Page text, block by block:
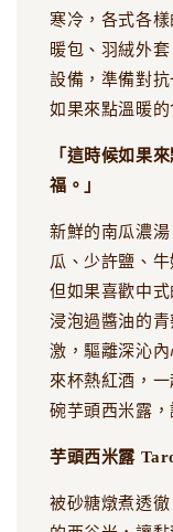
寒冷，各式各
暖包、羽絨外
設備，準備對
如果來點溫暖
「這時候如果
福。」
新鮮的南瓜濃
瓜、少許鹽、
但如果喜歡中
浸泡過醬油的
激，驅離深沁
來杯熱紅酒，
碗芋頭西米露
芋頭西米露
被砂糖燉煮透